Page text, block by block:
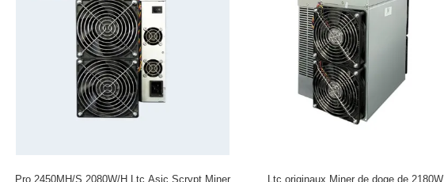
Pro 2450MH/S 2080W/H Ltc Asic Scrypt Miner
Ltc originaux Miner de doge de 2180W